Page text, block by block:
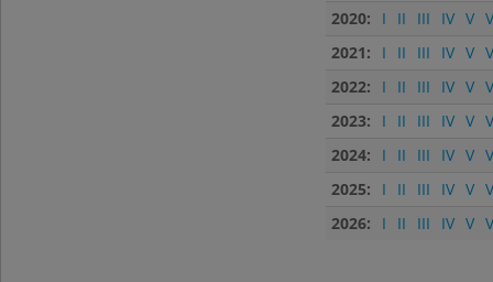
2020:
I II III IV V
2021:
I II III IV V
2022:
I II III IV V
2023:
I II III IV V
2024:
I II III IV V
2025:
I II III IV V
2026:
I II III IV V